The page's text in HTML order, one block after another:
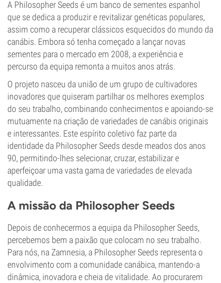
A Philosopher Seeds é um banco de sementes espanhol
que se dedica a produzir e revitalizar genéticas populares,
assim como a recuperar clássicos esquecidos do mundo da
canábis. Embora só tenha começado a lançar novas
sementes para o mercado em 2008, a experiência e
percurso da equipa remonta a muitos anos atrás.
O projeto nasceu da união de um grupo de cultivadores
inovadores que quiseram partilhar os melhores exemplos
do seu trabalho, combinando conhecimentos e apoiando-se
mutuamente na criação de variedades de canábis originais
e interessantes. Este espírito coletivo faz parte da
identidade da Philosopher Seeds desde meados dos anos
90, permitindo-lhes selecionar, cruzar, estabilizar e
aperfeiçoar uma vasta gama de variedades de elevada
qualidade.
A missão da Philosopher Seeds
Depois de conhecermos a equipa da Philosopher Seeds,
percebemos bem a paixão que colocam no seu trabalho.
Para nós, na Zamnesia, a Philosopher Seeds representa o
envolvimento com a comunidade canábica, mantendo-a
dinâmica, inovadora e cheia de vitalidade. Ao procurarem